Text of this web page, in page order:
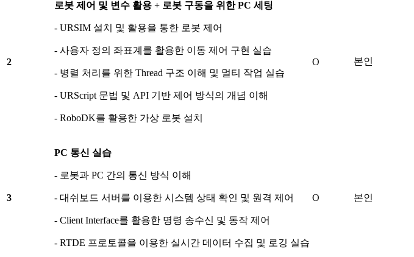
2
로봇 제어 및 변수 활용 + 로봇 구동을 위한PC 세팅
- URSIM 설치 및 활용을 통한 로봇 제어
- 사용자 정의 좌표계를 활용한 이동 제어 구현 실습
- 병렬 처리를 위한 Thread 구조 이해 및 멀티 작업 실습
- URScript 문법 및 API 기반 제어 방식의 개념 이해
- RoboDK를 활용한 가상 로봇 설치
O 본인
3
PC 통신 실습
- 로봇과 PC 간의 통신 방식 이해
- 대쉬보드 서버를 이용한 시스템 상태 확인 및 원격 제어
- Client Interface를 활용한 명령 송수신 및 동작 제어
- RTDE 프로토콜을 이용한 실시간 데이터 수집 및 로깅 실습
O 본인